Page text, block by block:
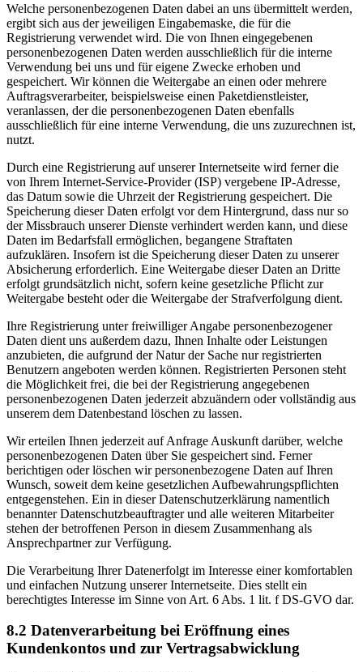
Welche personenbezogenen Daten dabei an uns übermittelt werden,
ergibt sich aus der jeweiligen Eingabemaske, die für die
Registrierung verwendet wird. Die von Ihnen eingegebenen
personenbezogenen Daten werden ausschließlich für die interne
Verwendung bei uns und für eigene Zwecke erhoben und
gespeichert. Wir können die Weitergabe an einen oder mehrere
Auftragsverarbeiter, beispielsweise einen Paketdienstleister,
veranlassen, der die personenbezogenen Daten ebenfalls
ausschließlich für eine interne Verwendung, die uns zuzurechnen ist,
nutzt.
Durch eine Registrierung auf unserer Internetseite wird ferner die
von Ihrem Internet-Service-Provider (ISP) vergebene IP-Adresse,
das Datum sowie die Uhrzeit der Registrierung gespeichert. Die
Speicherung dieser Daten erfolgt vor dem Hintergrund, dass nur so
der Missbrauch unserer Dienste verhindert werden kann, und diese
Daten im Bedarfsfall ermöglichen, begangene Straftaten
aufzuklären. Insofern ist die Speicherung dieser Daten zu unserer
Absicherung erforderlich. Eine Weitergabe dieser Daten an Dritte
erfolgt grundsätzlich nicht, sofern keine gesetzliche Pflicht zur
Weitergabe besteht oder die Weitergabe der Strafverfolgung dient.
Ihre Registrierung unter freiwilliger Angabe personenbezogener
Daten dient uns außerdem dazu, Ihnen Inhalte oder Leistungen
anzubieten, die aufgrund der Natur der Sache nur registrierten
Benutzern angeboten werden können. Registrierten Personen steht
die Möglichkeit frei, die bei der Registrierung angegebenen
personenbezogenen Daten jederzeit abzuändern oder vollständig aus
unserem dem Datenbestand löschen zu lassen.
Wir erteilen Ihnen jederzeit auf Anfrage Auskunft darüber, welche
personenbezogenen Daten über Sie gespeichert sind. Ferner
berichtigen oder löschen wir personenbezogene Daten auf Ihren
Wunsch, soweit dem keine gesetzlichen Aufbewahrungspflichten
entgegenstehen. Ein in dieser Datenschutzerklärung namentlich
benannter Datenschutzbeauftragter und alle weiteren Mitarbeiter
stehen der betroffenen Person in diesem Zusammenhang als
Ansprechpartner zur Verfügung.
Die Verarbeitung Ihrer Datenerfolgt im Interesse einer komfortablen
und einfachen Nutzung unserer Internetseite. Dies stellt ein
berechtigtes Interesse im Sinne von Art. 6 Abs. 1 lit. f DS-GVO dar.
8.2 Datenverarbeitung bei Eröffnung eines
Kundenkontos und zur Vertragsabwicklung